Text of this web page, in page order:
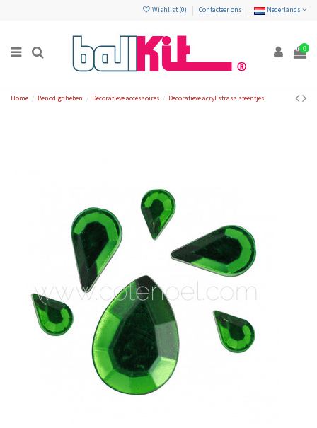
Wishlist (0) Contacteer ons Nederlands
0
Home Benodigdheben Decoratieve accessoires Decoratieve acryl strass steentjes